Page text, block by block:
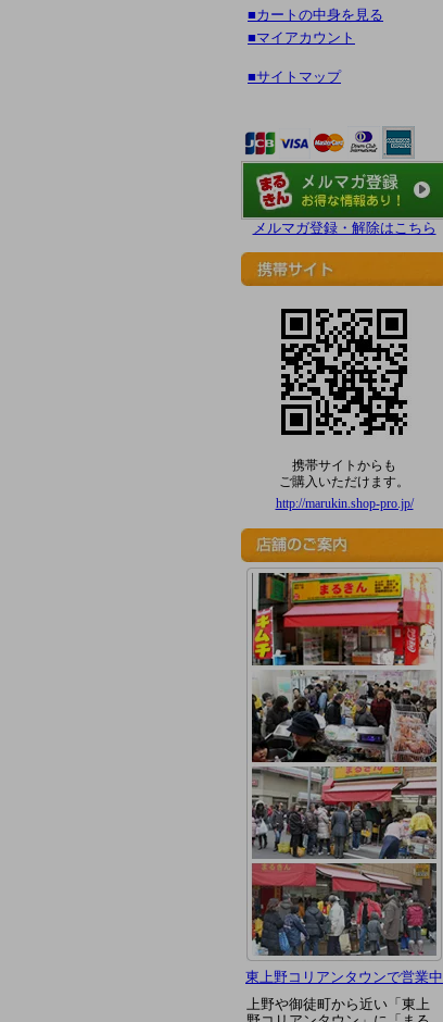
■カートの中身を見る
■マイアカウント
■サイトマップ
メルマガ登録・解除はこちら
携帯サイトからも
ご購入いただけます。
http://marukin.shop-pro.jp/
東上野コリアンタウンで営業中
上野や御徒町から近い「東上